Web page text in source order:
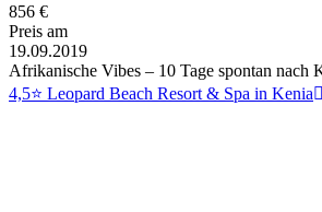
856 €
Preis am
19.09.2019
Afrikanische Vibes – 10 Tage spontan nach
4,5⭐ Leopard Beach Resort & Spa in Kenia